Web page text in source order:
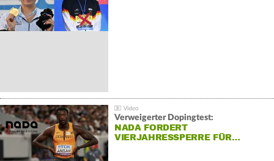
Verweigerter Dopingtest:
NADA FORDERT
VIERJAHRESSPERRE FÜR…